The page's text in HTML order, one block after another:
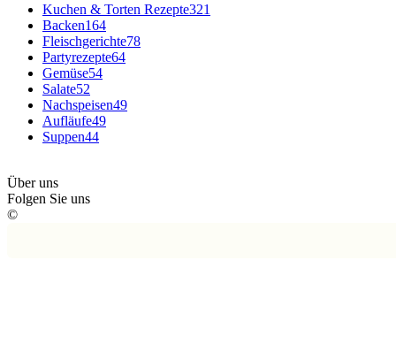
Kuchen & Torten Rezepte321
Backen164
Fleischgerichte78
Partyrezepte64
Gemüse54
Salate52
Nachspeisen49
Aufläufe49
Suppen44
Über uns
Folgen Sie uns
©